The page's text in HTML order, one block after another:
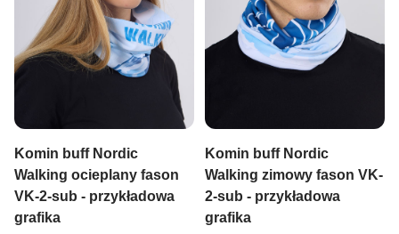
RĘKAWKI SPORTOWE, RĘKAWICZKI
MITENKI
RĘKAWKI SPORTOWE, RĘKAWICZKI
MITENKI
Komin buff Nordic
Walking ocieplany fason
VK-2-sub - przykładowa
grafika
Komin buff Nordic
Walking zimowy fason VK-
2-sub - przykładowa
grafika